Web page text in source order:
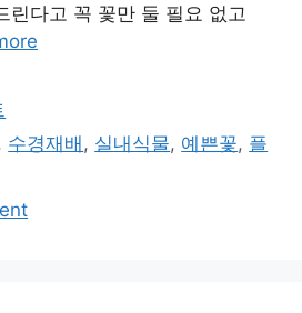
린다고 꼭 꽃만 둘 필요 없고
, 수경재배 , 실내식물, 예쁜꽃, 플